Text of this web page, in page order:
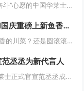
20年前许下“为实现国民汉堡自由而奋斗”心愿的中国华莱士可能没有想到，2024年华莱士汉堡价格居然“卷”出了首店开业的价格！9月1日，“2024华华汉堡节”正式开启，而此次汉堡节，华莱士也是下了“血本”来回馈「华门信徒」，10块钱就能吃到3...
正宗才对味 华莱士联名熊猫和和国庆重磅上新鱼香肉丝鸡腿堡
说到四川，你会想到什么？是麻辣鲜香的川菜？还是圆滚滚可爱的国宝“胖达”？华莱士寻味中国系列终于来到了川蜀之地，与央视动漫熊猫和和联名，9月20日重磅上新华莱士川蜀鱼香肉丝风味鸡腿堡，从舌尖出发，探寻川蜀美食的“灵魂”。中国华莱士一直秉承着传...
丞丞为新代言人
2月29日，我国知名快餐连锁品牌华莱士正式官宣范丞丞成为中国华莱士的品牌代言人。配合官宣，华莱士携手范丞丞发布了全新的品牌TVC，还为范丞丞的粉丝们量身定制了“丞意满满”的惊喜，与范丞丞共同开启创意十足的“春日之旅”。“丞”至金开，共掀美食...